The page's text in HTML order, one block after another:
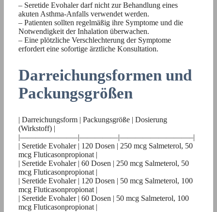
– Seretide Evohaler darf nicht zur Behandlung eines
akuten Asthma-Anfalls verwendet werden.
– Patienten sollten regelmäßig ihre Symptome und die
Notwendigkeit der Inhalation überwachen.
– Eine plötzliche Verschlechterung der Symptome
erfordert eine sofortige ärztliche Konsultation.
Darreichungsformen und
Packungsgrößen
| Darreichungsform | Packungsgröße | Dosierung
(Wirkstoff) |
|———————–|—————|—————————–|
| Seretide Evohaler | 120 Dosen | 250 mcg Salmeterol, 50
mcg Fluticasonpropionat |
| Seretide Evohaler | 60 Dosen | 250 mcg Salmeterol, 50
mcg Fluticasonpropionat |
| Seretide Evohaler | 120 Dosen | 50 mcg Salmeterol, 100
mcg Fluticasonpropionat |
| Seretide Evohaler | 60 Dosen | 50 mcg Salmeterol, 100
mcg Fluticasonpropionat |